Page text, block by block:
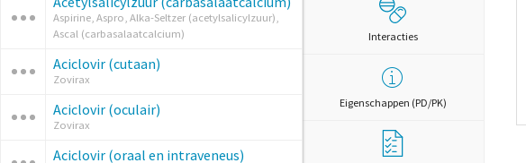
Aspirine, Aspro, Alka-Seltzer (acetylsalicylzuur),
Ascal (carbasalaatcalcium)
Aciclovir (cutaan)
Zovirax
Aciclovir (oculair)
Zovirax
Aciclovir (oraal en intraveneus)
Interacties
Eigenschappen (PD/PK)